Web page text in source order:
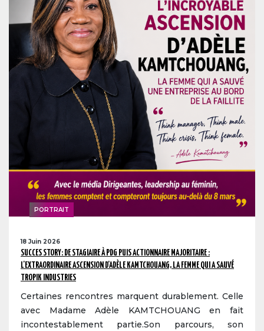
PORTRAIT
18 Juin 2026
SUCCES STORY: DE STAGIAIRE À PDG PUIS ACTIONNAIRE MAJORITAIRE :
L'EXTRAORDINAIRE ASCENSION D'ADÈLE KAMTCHOUANG, LA FEMME QUI A SAUVÉ
TROPIK INDUSTRIES
Certaines rencontres marquent durablement. Celle
avec Madame Adèle KAMTCHOUANG en fait
incontestablement partie.Son parcours, son